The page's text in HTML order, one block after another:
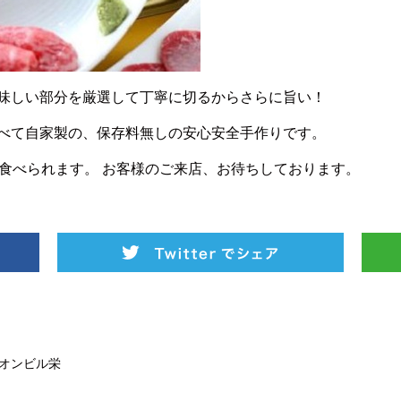
い部分を厳選して丁寧に切るからさらに旨い！
自家製の、保存料無しの安心安全手作りです。
べられます。 お客様のご来店、お待ちしております。
ンビル栄